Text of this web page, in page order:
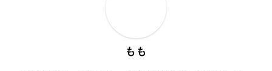
もも